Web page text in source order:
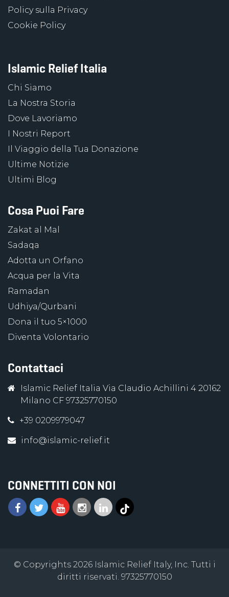
Policy sulla Privacy
Cookie Policy
Islamic Relief Italia
Chi Siamo
La Nostra Storia
Dove Lavoriamo
I Nostri Report
Il Viaggio della Tua Donazione
Ultime Notizie
Ultimi Blog
Cosa Puoi Fare
Zakat al Mal
Sadaqa
Adotta un Orfano
Acqua per la Vita
Ramadan
Udhiya/Qurbani
Dona il tuo 5×1000
Diventa Volontario
Contattaci
Islamic Relief Italia Via Claudio Achillini 4 20162
Milano CF 97325770150
+39 0209979047
info@islamic-relief.it
CONNETTITI CON NOI
© Copyrights 2026 Islamic Relief Italy, Inc. Tutti i
diritti riservati. 97325770150